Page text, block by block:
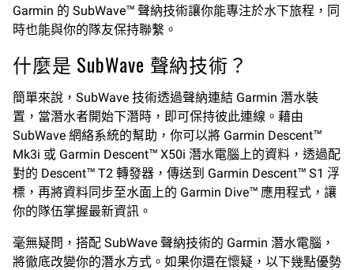
Garmin 的 SubWave™ 聲納技術讓你能專注於水下旅程，同
時也能與你的隊友保持聯繫。
什麼是 SubWave 聲納技術？
簡單來說，SubWave 技術透過聲納連結 Garmin 潛水裝
置，當潛水者開始下潛時，即可保持彼此連線。藉由
SubWave 網絡系統的幫助，你可以將 Garmin Descent™
Mk3i 或 Garmin Descent™ X50i 潛水電腦上的資料，透過配
對的 Descent™ T2 轉發器，傳送到 Garmin Descent™ S1 浮
標，再將資料同步至水面上的 Garmin Dive™ 應用程式，讓
你的隊伍掌握最新資訊。
毫無疑問，搭配 SubWave 聲納技術的 Garmin 潛水電腦，
將徹底改變你的潛水方式。如果你還在懷疑，以下幾點優勢